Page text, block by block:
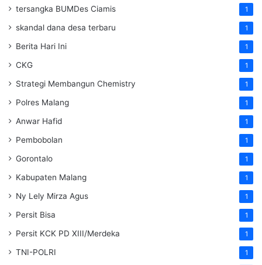
tersangka BUMDes Ciamis 1
skandal dana desa terbaru 1
Berita Hari Ini 1
CKG 1
Strategi Membangun Chemistry 1
Polres Malang 1
Anwar Hafid 1
Pembobolan 1
Gorontalo 1
Kabupaten Malang 1
Ny Lely Mirza Agus 1
Persit Bisa 1
Persit KCK PD XIII/Merdeka 1
TNI-POLRI 1